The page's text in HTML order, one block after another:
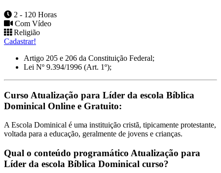
2 - 120 Horas
Com Vídeo
Religião
Cadastrar!
Artigo 205 e 206 da Constituição Federal;
Lei Nº 9.394/1996 (Art. 1º);
Curso Atualização para Líder da escola Bíblica
Dominical Online e Gratuito:
A Escola Dominical é uma instituição cristã, tipicamente protestante,
voltada para a educação, geralmente de jovens e crianças.
Qual o conteúdo programático Atualização para
Líder da escola Bíblica Dominical curso?